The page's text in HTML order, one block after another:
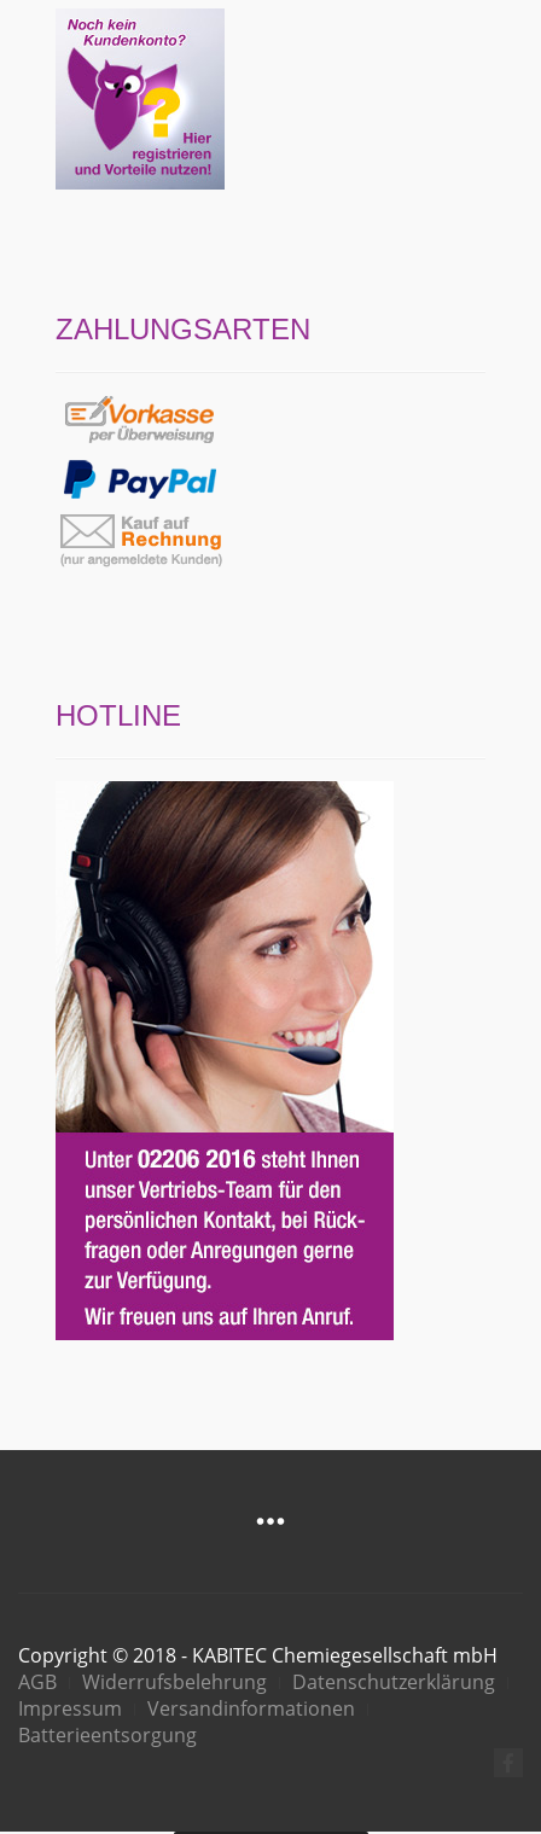
ZAHLUNGSARTEN
HOTLINE
Copyright © 2018 - KABITEC Chemiegesellschaft mbH
AGB
Widerrufsbelehrung
Datenschutzerklärung
Impressum
Versandinformationen
Batterieentsorgung